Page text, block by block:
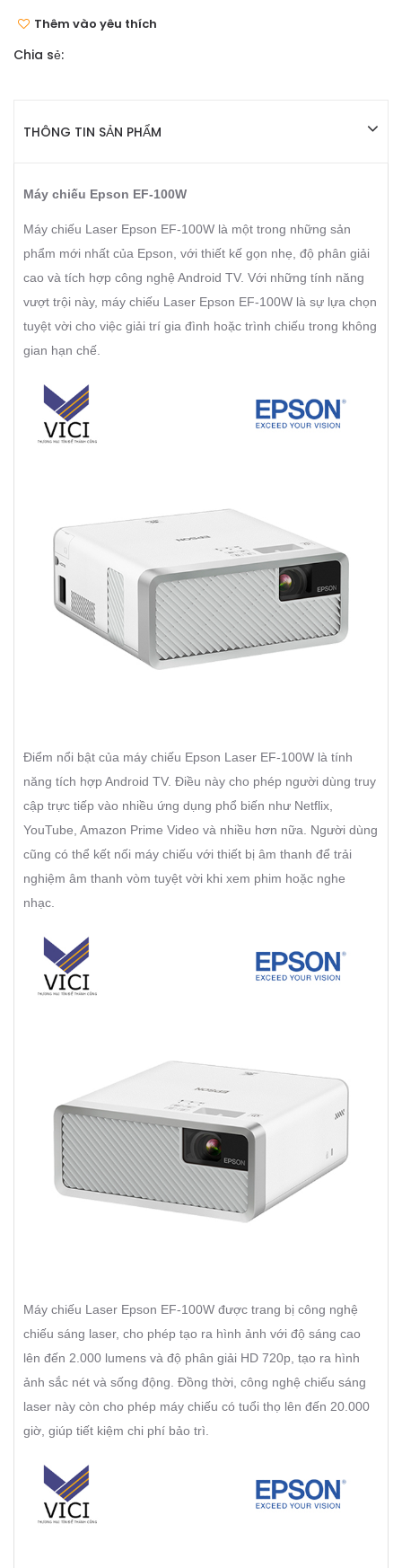
Thêm vào yêu thích
Chia sẻ:
THÔNG TIN SẢN PHẨM
Máy chiếu Epson EF-100W
Máy chiếu Laser Epson EF-100W là một trong những sản
phẩm mới nhất của Epson, với thiết kế gọn nhẹ, độ phân giải
cao và tích hợp công nghệ Android TV. Với những tính năng
vượt trội này, máy chiếu Laser Epson EF-100W là sự lựa chọn
tuyệt vời cho việc giải trí gia đình hoặc trình chiếu trong không
gian hạn chế.
Điểm nổi bật của máy chiếu Epson Laser EF-100W là tính
năng tích hợp Android TV. Điều này cho phép người dùng truy
cập trực tiếp vào nhiều ứng dụng phổ biến như Netflix,
YouTube, Amazon Prime Video và nhiều hơn nữa. Người dùng
cũng có thể kết nối máy chiếu với thiết bị âm thanh để trải
nghiệm âm thanh vòm tuyệt vời khi xem phim hoặc nghe
nhạc.
Máy chiếu Laser Epson EF-100W được trang bị công nghệ
chiếu sáng laser, cho phép tạo ra hình ảnh với độ sáng cao
lên đến 2.000 lumens và độ phân giải HD 720p, tạo ra hình
ảnh sắc nét và sống động. Đồng thời, công nghệ chiếu sáng
laser này còn cho phép máy chiếu có tuổi thọ lên đến 20.000
giờ, giúp tiết kiệm chi phí bảo trì.